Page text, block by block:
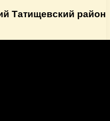
Татищевский район